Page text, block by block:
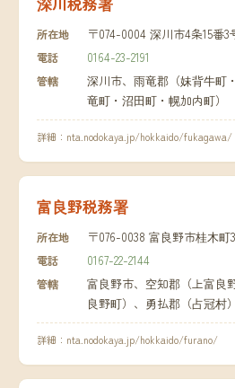
所在地 〒074-0004 深川市4条15番3
電話 0164-23-2191
管轄
深川市、雨竜郡（妹背牛町
竜町・沼田町・幌加内町）
詳細： nta.nodokaya.jp/hokkaido/fukagawa/
富良野税務署
所在地 〒076-0038 富良野市桂木町
電話 0167-22-2144
管轄
富良野市、空知郡（上富良
良野町）、勇払郡（占冠村）
詳細： nta.nodokaya.jp/hokkaido/furano/